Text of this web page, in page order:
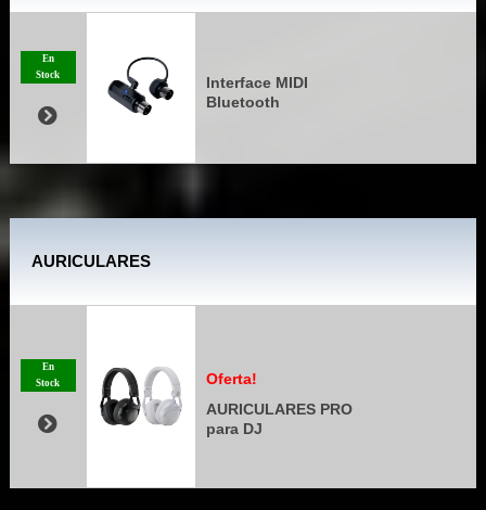
En
Stock
Interface MIDI
Bluetooth
AURICULARES
En
Stock
Oferta!
AURICULARES PRO
para DJ